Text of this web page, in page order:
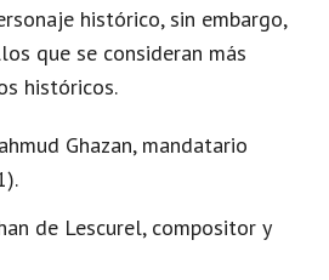
histórico, sin embargo,
que se consideran más
históricos.
Ghazan, mandatario
de Lescurel, compositor y